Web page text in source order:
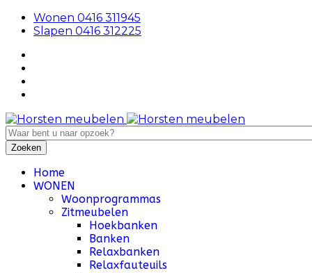
Wonen 0416 311945
Slapen 0416 312225
Home
WONEN
Woonprogrammas
Zitmeubelen
Hoekbanken
Banken
Relaxbanken
Relaxfauteuils